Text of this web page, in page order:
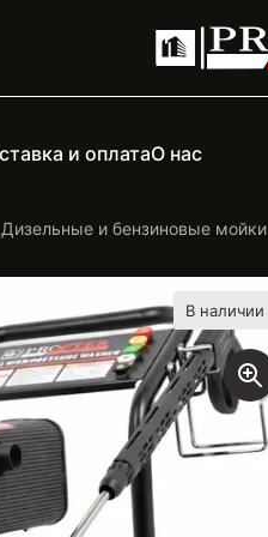
и оплатаО нас
Дизельные и бензиновые мойки
В наличии